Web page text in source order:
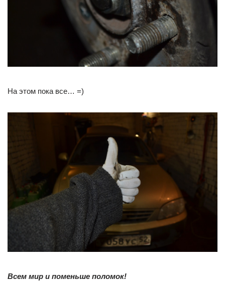
На этом пока все… =)
Всем мир и поменьше поломок!